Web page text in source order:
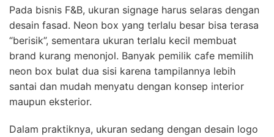
Pada bisnis F&B, ukuran signage harus selaras dengan
desain fasad. Neon box yang terlalu besar bisa terasa
“berisik”, sementara ukuran terlalu kecil membuat
brand kurang menonjol. Banyak pemilik cafe memilih
neon box bulat dua sisi karena tampilannya lebih
santai dan mudah menyatu dengan konsep interior
maupun eksterior.
Dalam praktiknya, ukuran sedang dengan desain logo